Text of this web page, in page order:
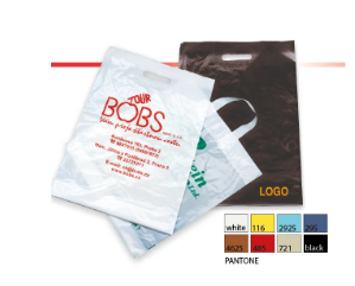
z
5
hvězdiček.